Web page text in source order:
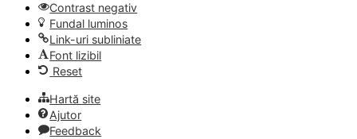
Contrast negativ
Fundal luminos
Link-uri subliniate
Font lizibil
Reset
Hartă site
Ajutor
Feedback